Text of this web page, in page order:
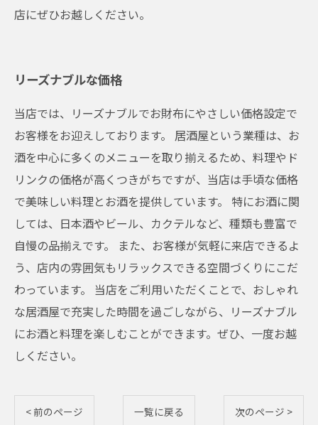
店にぜひお越しください。
リーズナブルな価格
当店では、リーズナブルでお財布にやさしい価格設定で
お客様をお迎えしております。 居酒屋という業種は、お
酒を中心に多くのメニューを取り揃えるため、料理やド
リンクの価格が高くつきがちですが、当店は手頃な価格
で美味しい料理とお酒を提供しています。 特にお酒に関
しては、日本酒やビール、カクテルなど、種類も豊富で
自慢の品揃えです。 また、お客様が気軽に来店できるよ
う、店内の雰囲気もリラックスできる空間づくりにこだ
わっています。 当店をご利用いただくことで、おしゃれ
な居酒屋で充実した時間を過ごしながら、リーズナブル
にお酒と料理を楽しむことができます。ぜひ、一度お越
しください。
< 前のページ 一覧に戻る 次のページ >